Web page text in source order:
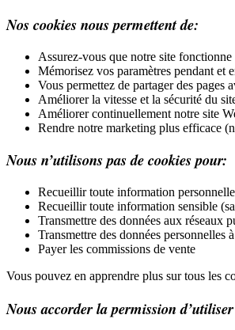
Nos cookies nous permettent de:
Assurez-vous que notre site
Mémorisez vos paramètres pendant et
Vous permettez de partager des pages
Améliorer la vitesse et la sécurité du
Améliorer continuellement notre site
Rendre notre marketing plus efficace
Nous n’utilisons pas de cookies pour:
Recueillir toute information
Recueillir toute information sensible
Transmettre des données aux réseaux
Transmettre des données personnelles
Payer les commissions de vente
Vous pouvez en apprendre plus sur tous les
Nous accorder la permission